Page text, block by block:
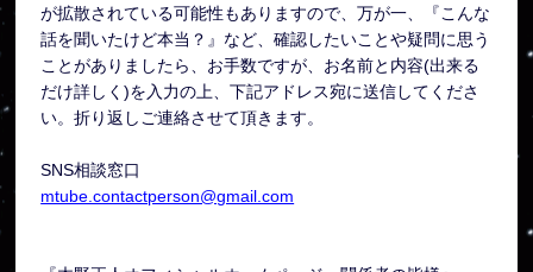
が拡散されている可能性もありますので、万が一、『こんな
話を聞いたけど本当？』など、確認したいことや疑問に思う
ことがありましたら、お手数ですが、お名前と内容(出来る
だけ詳しく)を入力の上、下記アドレス宛に送信してくださ
い。折り返しご連絡させて頂きます。
SNS相談窓口
mtube.contactperson@gmail.com